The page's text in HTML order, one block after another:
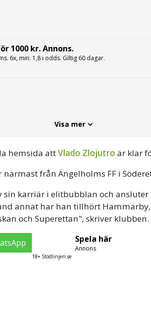
1000 kr. Annons.
6x, min. 1,8 i odds. Giltig 60 dagar.
Visa mer
hemsida attVlado Zlojutro är klar
från Ängelholms FF i
sin karriär i elitbubblan och
annat har han tillhört
och Superettan", skriver klubben.
18+ Stödlinjen.se
Spela här
Annons